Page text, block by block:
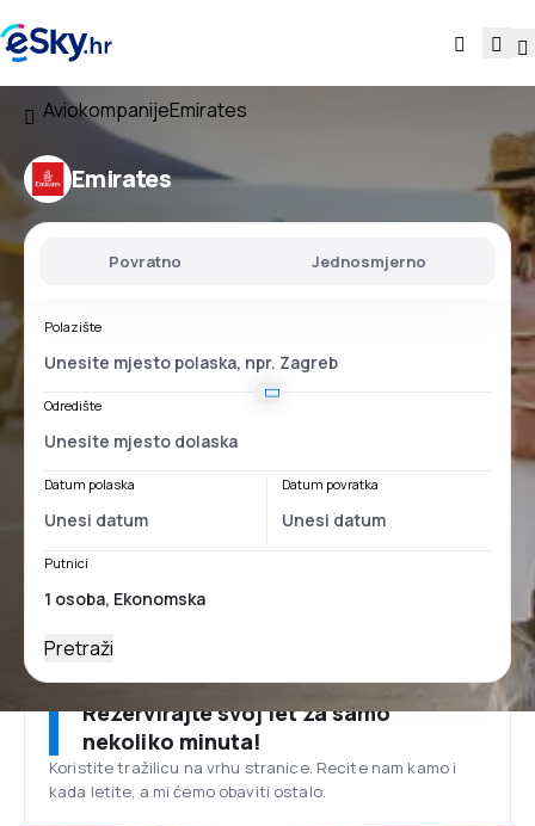
AviokompanijeEmirates
Emirates
Povratno Jednosmjerno
Polazište
Odredište
Datum polaska Datum povratka
Putnici
Pretraži
Rezervirajte svoj let za samo
nekoliko minuta!
Koristite tražilicu na vrhu stranice. Recite nam kamo i
kada letite, a mi ćemo obaviti ostalo.